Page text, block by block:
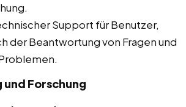
Support für Benutzer,
der Beantwortung von Fragen und
Forschung